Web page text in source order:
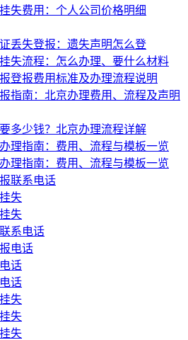
失费用：个人公司价格明细
丢失登报：遗失声明怎么登
失流程：怎么办理、要什么材料
登报费用标准及办理流程说明
指南：北京办理费用、流程及声明
多少钱？北京办理流程详解
理指南：费用、流程与模板一览
理指南：费用、流程与模板一览
联系电话
失
失
系电话
电话
话
话
失
失
失